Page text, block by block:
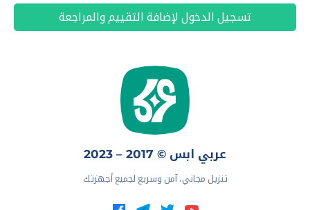
تسجيل الدخول لإضافة التقييم والمراجعة
عربي ابس © 2017 – 2023
تنزيل مجاني، آمن وسريع لجميع أجهزتك